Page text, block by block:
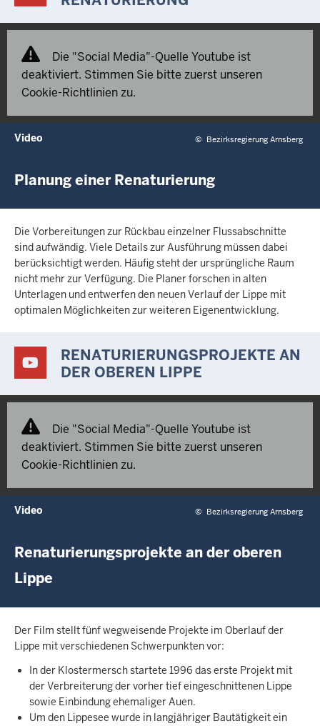
Die "Social Media"-Quelle Youtube ist
deaktiviert. Stimmen Sie bitte zuerst unseren
Cookie-Richtlinien zu.
Video © Bezirksregierung Arnsberg
Planung einer Renaturierung
Die Vorbereitungen zur Rückbau einzelner Flussabschnitte
sind aufwändig. Viele Details zur Ausführung müssen dabei
berücksichtigt werden. Häufig steht der ursprüngliche Raum
nicht mehr zur Verfügung. Die Planer forschen in alten
Unterlagen und entwerfen den neuen Verlauf der Lippe mit
optimalen Möglichkeiten zur weiteren Eigenentwicklung.
RENATURIERUNGSPROJEKTE AN
DER OBEREN LIPPE
Die "Social Media"-Quelle Youtube ist
deaktiviert. Stimmen Sie bitte zuerst unseren
Cookie-Richtlinien zu.
Video © Bezirksregierung Arnsberg
Renaturierungsprojekte an der oberen
Lippe
Der Film stellt fünf wegweisende Projekte im Oberlauf der
Lippe mit verschiedenen Schwerpunkten vor:
In der Klostermersch startete 1996 das erste Projekt mit
der Verbreiterung der vorher tief eingeschnittenen Lippe
sowie Einbindung ehemaliger Auen.
Um den Lippesee wurde in langjähriger Bautätigkeit ein